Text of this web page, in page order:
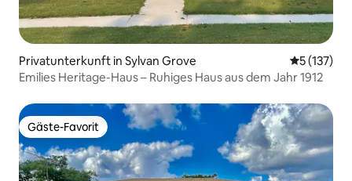
Privatunterkunft in Sylvan Grove
5 (137)
Emilies Heritage-Haus – Ruhiges Haus aus dem Jahr 1912
Gäste-Favorit
Gäste-Favorit